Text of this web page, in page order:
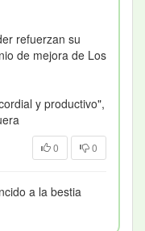
refuerzan su
de mejora de Los
y productivo",
0 0
a la bestia